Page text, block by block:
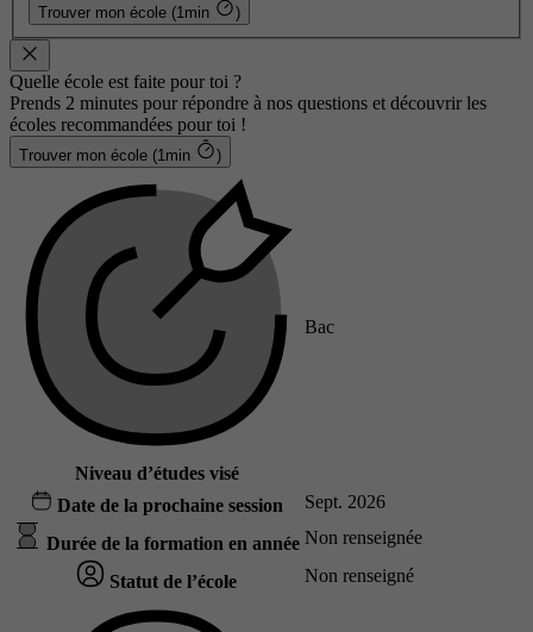
Trouver mon école (1min )
Quelle école est faite pour toi ?
Prends 2 minutes pour répondre à nos questions et découvrir les
écoles recommandées pour toi !
Trouver mon école (1min )
Niveau d’études visé
Bac
Date de la prochaine session Sept. 2026
Durée de la formation en année Non renseignée
Statut de l’école Non renseigné